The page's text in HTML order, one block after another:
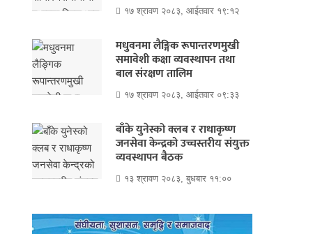
१७ श्रावण २०८३, आईतवार १९:१२
मधुवनमा लैङ्गिक रूपान्तरणमुखी
समावेशी कक्षा व्यवस्थापन तथा
बाल संरक्षण तालिम
१७ श्रावण २०८३, आईतवार ०९:३३
बाँके युनेस्को क्लब र राधाकृष्ण
जनसेवा केन्द्रको उच्चस्तरीय संयुक्त
व्यवस्थापन बैठक
१३ श्रावण २०८३, बुधबार ११:००